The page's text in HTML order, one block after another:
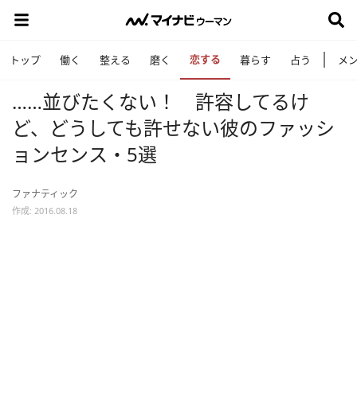
トップ 働く 整える 磨く 恋する 暮らす 占う メ
……並びたくない！ 許容してるけ
ど、どうしても許せない彼のファッシ
ョンセンス・5選
ファナティック
作成: 2016.08.18